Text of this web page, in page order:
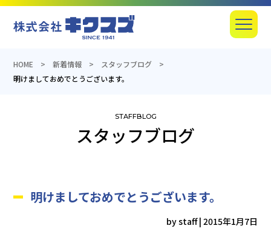
産業機器の総合商社のキクスズ Menu
HOME 新着情報
スタッフブログ
明けましておめでとうございます。
スタッフブログ
明けましておめでとうございます。
by staff| 2015年1月7日